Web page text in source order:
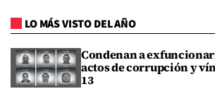
LO MÁS VISTO DEL AÑO
Condenan a
actos de corrupción y
13